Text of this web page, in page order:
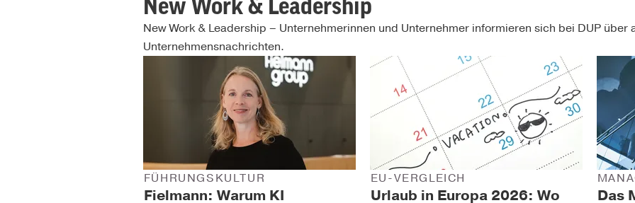
New Work & Leadership
New Work & Leadership – Unternehmerinnen und Unternehmer informieren sich bei DUP über
Unternehmensnachrichten.
Fielmann: Warum KI
FÜHRUNGSKULTUR
Urlaub in Europa 2026: Wo
EU-VERGLEICH
Das